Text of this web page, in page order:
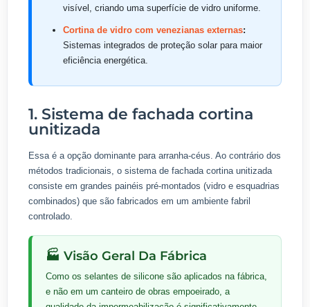
visível, criando uma superfície de vidro uniforme.
Cortina de vidro com venezianas externas:
Sistemas integrados de proteção solar para maior
eficiência energética.
1. Sistema de fachada cortina
unitizada
Essa é a opção dominante para arranha-céus. Ao contrário dos
métodos tradicionais, o sistema de fachada cortina unitizada
consiste em grandes painéis pré-montados (vidro e esquadrias
combinados) que são fabricados em um ambiente fabril
controlado.
🏭 Visão Geral Da Fábrica
Como os selantes de silicone são aplicados na fábrica,
e não em um canteiro de obras empoeirado, a